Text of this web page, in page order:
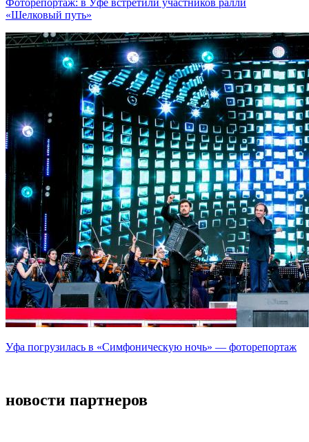
«Шелковый путь»
Уфа погрузилась в «Симфоническую ночь» — фоторепортаж
новости партнеров